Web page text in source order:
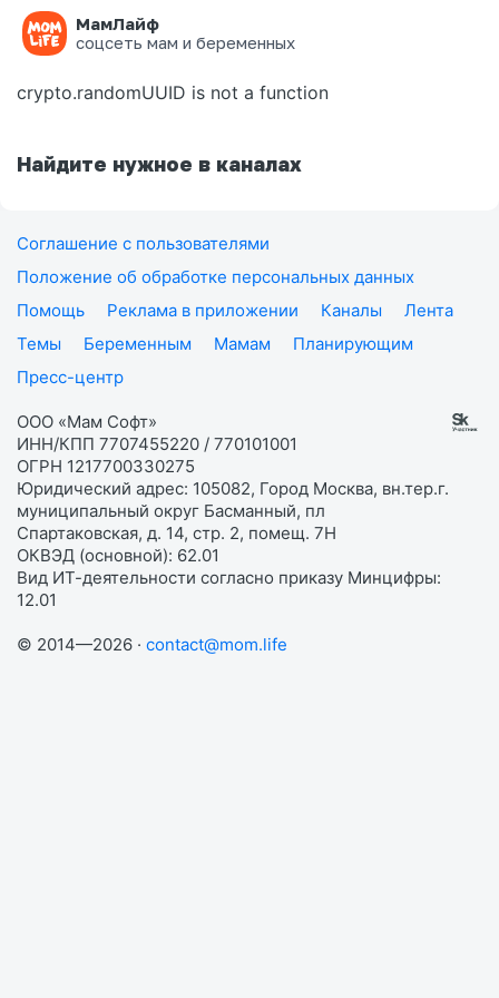
МамЛайф
соцсеть мам и беременных
Ошибка на странице
crypto.randomUUID is not a function
Найдите нужное в каналах
Соглашение с пользователями
Положение об обработке персональных данных
Помощь
Реклама в приложении Каналы
Лента
Темы
Беременным Мамам
Планирующим
Пресс-центр
ООО «Мам Софт»
ИНН/КПП 7707455220 / 770101001
ОГРН 1217700330275
Юридический адрес: 105082, Город Москва, вн.тер.г.
муниципальный округ Басманный, пл
Спартаковская, д. 14, стр. 2, помещ. 7Н
ОКВЭД (основной): 62.01
Вид ИТ-деятельности согласно приказу Минцифры:
12.01
© 2014—2026 · contact@mom.life